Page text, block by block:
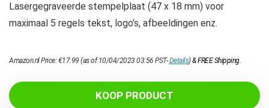
Lasergegraveerde stempelplaat (47 x 18 mm) voor
maximaal 5 regels tekst, logo’s, afbeeldingen enz.
Amazon.nl Price:€17.99 (as of 10/04/2023 03:56 PST-Details)&FREE Shipping.
KOOP PRODUCT